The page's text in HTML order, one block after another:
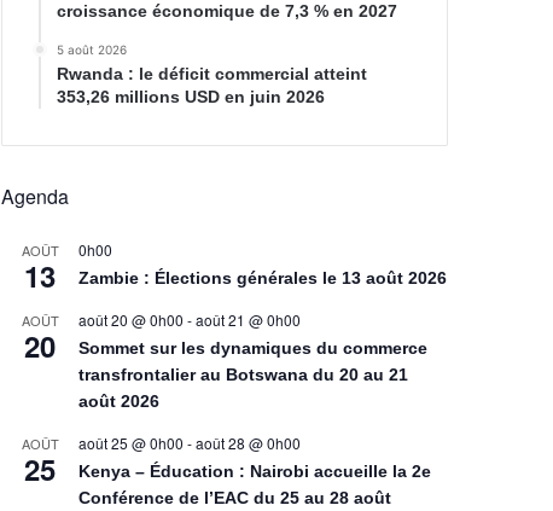
croissance économique de 7,3 % en 2027
5 août 2026
Rwanda : le déficit commercial atteint
353,26 millions USD en juin 2026
Agenda
AOÛT
13
0h00
Zambie : Élections générales le 13 août 2026
AOÛT
20
août 20 @ 0h00 -août 21 @ 0h00
Sommet sur les dynamiques du commerce
transfrontalier au Botswana du 20 au 21
août 2026
AOÛT
25
août 25 @ 0h00 -août 28 @ 0h00
Kenya – Éducation : Nairobi accueille la 2e
Conférence de l’EAC du 25 au 28 août